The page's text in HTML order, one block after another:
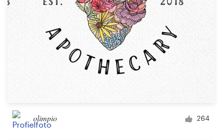
olimpio 264